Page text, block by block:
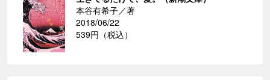
本谷有希子／著
2018/06/22
539円（税込）